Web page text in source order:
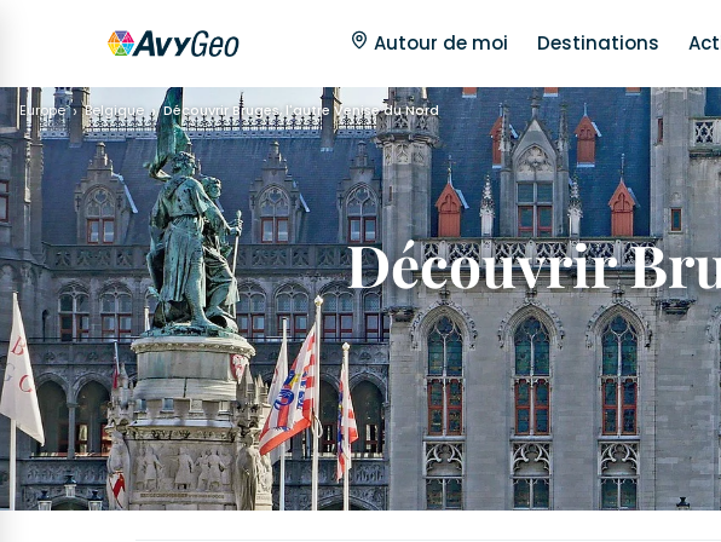
Autour de moi Destinations
Europe Belgique Découvrir Bruges, l'autre Venise du Nord
Découvrir